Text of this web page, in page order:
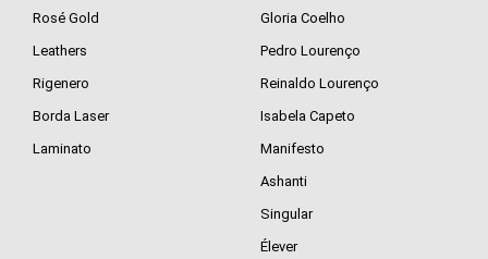
Rosé Gold
Leathers
Rigenero
Borda Laser
Laminato
Gloria Coelho
Pedro Lourenço
Reinaldo Lourenço
Isabela Capeto
Manifesto
Ashanti
Singular
Élever